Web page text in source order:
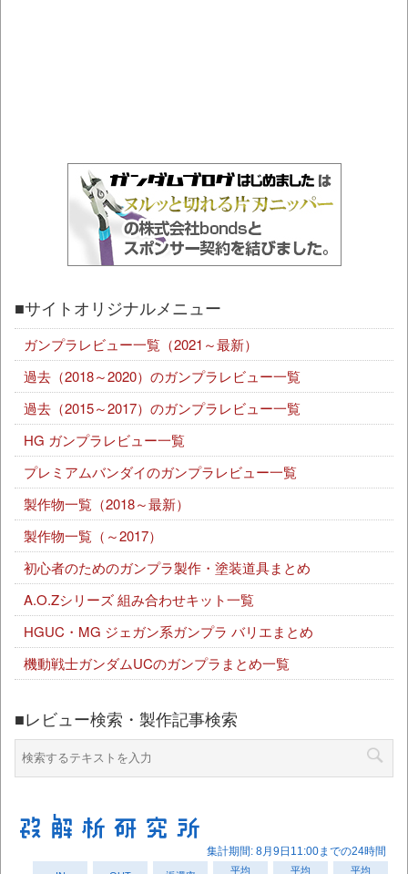
■サイトオリジナルメニュー
ガンプラレビュー一覧（2021～最新）
過去（2018～2020）のガンプラレビュー一覧
過去（2015～2017）のガンプラレビュー一覧
HG ガンプラレビュー一覧
プレミアムバンダイのガンプラレビュー一覧
製作物一覧（2018～最新）
製作物一覧（～2017）
初心者のためのガンプラ製作・塗装道具まとめ
A.O.Zシリーズ 組み合わせキット一覧
HGUC・MG ジェガン系ガンプラ バリエまとめ
機動戦士ガンダムUCのガンプラまとめ一覧
■レビュー検索・製作記事検索